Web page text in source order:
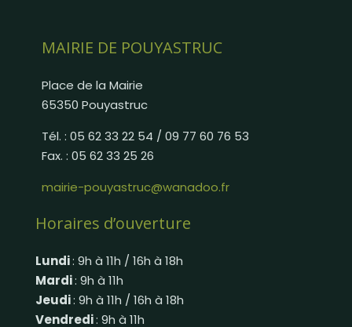
MAIRIE DE POUYASTRUC
Place de la Mairie
65350 Pouyastruc
Tél. : 05 62 33 22 54 / 09 77 60 76 53
Fax. : 05 62 33 25 26
mairie-pouyastruc@wanadoo.fr
Horaires d’ouverture
Lundi: 9h à 11h / 16h à 18h
Mardi: 9h à 11h
Jeudi: 9h à 11h / 16h à 18h
Vendredi: 9h à 11h